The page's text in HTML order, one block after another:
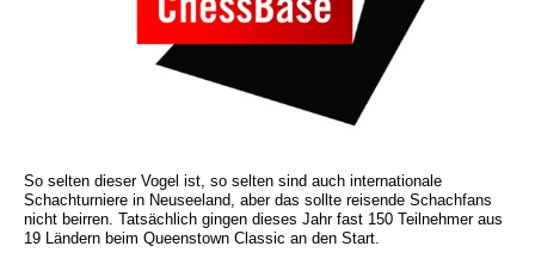
So selten dieser Vogel ist, so selten sind auch internationale
Schachturniere in Neuseeland, aber das sollte reisende Schachfans
nicht beirren. Tatsächlich gingen dieses Jahr fast 150 Teilnehmer aus
19 Ländern beim Queenstown Classic an den Start.